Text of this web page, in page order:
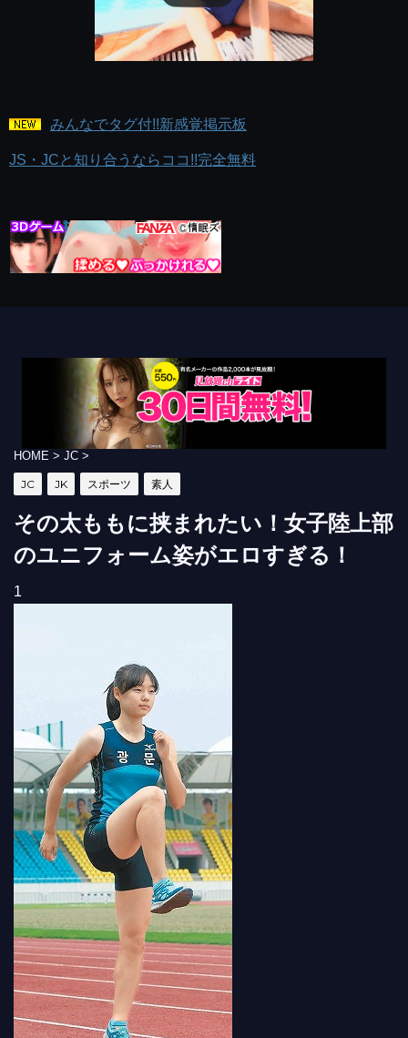
みんなでタグ付!!新感覚掲示板
JS・JCと知り合うならココ!!完全無料
HOME > JC >
JC JK スポーツ 素人
その太ももに挟まれたい！女子陸上部
のユニフォーム姿がエロすぎる！
1